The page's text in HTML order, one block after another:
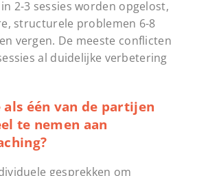
2-3 sessies worden opgelost,
structurele problemen 6-8
vergen. De meeste conflicten
al duidelijke verbetering
als één van de partijen
te nemen aan
gesprekken om